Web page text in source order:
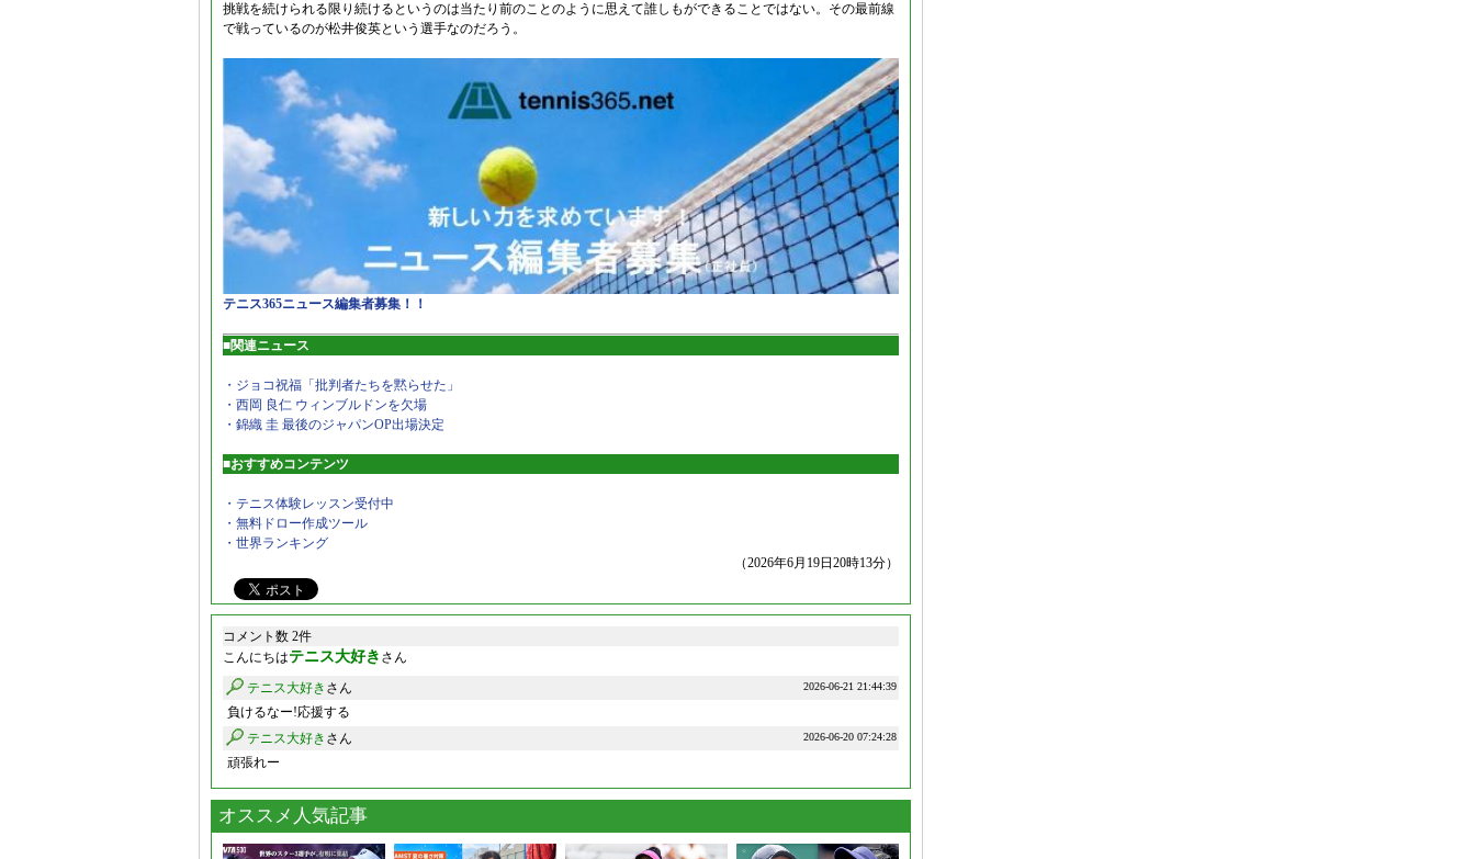
挑戦を続けられる限り続けるというのは当たり前のことのように思えて誰しもができることではない。その最前線
で戦っているのが松井俊英という選手なのだろう。
テニス365ニュース編集者募集！！
■関連ニュース
・ジョコ祝福「批判者たちを黙らせた」
・西岡 良仁 ウィンブルドンを欠場
・錦織 圭 最後のジャパンOP出場決定
■おすすめコンテンツ
・テニス体験レッスン受付中
・無料ドロー作成ツール
・世界ランキング
（2026年6月19日20時13分）
コメント数 2件
こんにちはテニス大好き さん
2026-06-21 21:44:39
テニス大好き さん
負けるなー!応援する
2026-06-20 07:24:28
テニス大好き さん
頑張れー
オススメ人気記事